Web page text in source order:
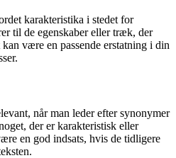
karakteristika i stedet for
til de egenskaber eller træk, der
være en passende erstatning i din
når man leder efter synonymer
der er karakteristisk eller
en god indsats, hvis de tidligere